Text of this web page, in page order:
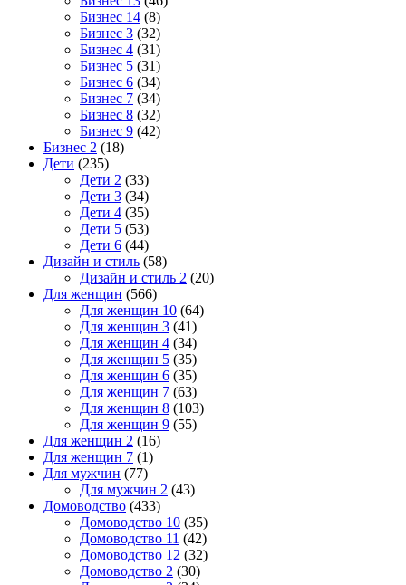
Бизнес 14 (8)
Бизнес 3 (32)
Бизнес 4 (31)
Бизнес 5 (31)
Бизнес 6 (34)
Бизнес 7 (34)
Бизнес 8 (32)
Бизнес 9 (42)
Бизнес 2 (18)
Дети (235)
Дети 2 (33)
Дети 3 (34)
Дети 4 (35)
Дети 5 (53)
Дети 6 (44)
Дизайн и стиль (58)
Дизайн и стиль 2 (20)
Для женщин (566)
Для женщин 10 (64)
Для женщин 3 (41)
Для женщин 4 (34)
Для женщин 5 (35)
Для женщин 6 (35)
Для женщин 7 (63)
Для женщин 8 (103)
Для женщин 9 (55)
Для женщин 2 (16)
Для женщин 7 (1)
Для мужчин (77)
Для мужчин 2 (43)
Домоводство (433)
Домоводство 10 (35)
Домоводство 11 (42)
Домоводство 12 (32)
Домоводство 2 (30)